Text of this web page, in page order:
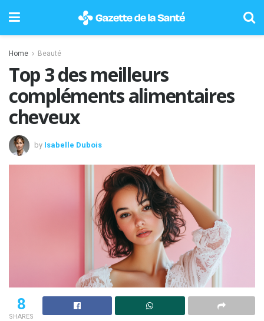
Home Beauté
Top 3 des meilleurs
compléments alimentaires
cheveux
by Isabelle Dubois
8
SHARES